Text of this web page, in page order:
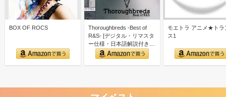
BOX OF ROCS
Thoroughbreds -Best of
R&S- [デジタル・リマスタ
ー仕様・日本語解説付き…
モエトラ アニメ★トラ
ス1